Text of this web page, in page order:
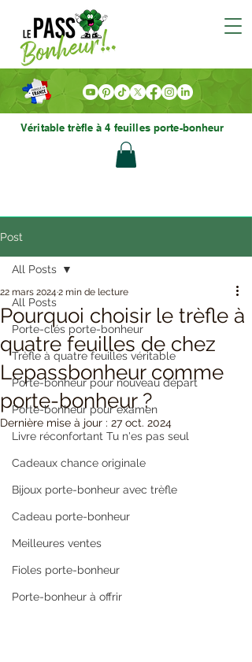
Véritable trèfle à 4 feuilles porte-bonheur
Post
All Posts
Porte-clés porte-bonheur
Trèfle à quatre feuilles véritable
Porte-bonheur pour nouveau départ
Porte-bonheur pour examen
Livre réconfortant Tu n'es pas seul
Cadeaux chance originale
Bijoux porte-bonheur avec trèfle
Cadeau porte-bonheur
Meilleures ventes
Fioles porte-bonheur
Porte-bonheur à offrir
All Posts
Pourquoi choisir le trèfle à
quatre feuilles de chez
Lepassbonheur comme
porte-bonheur ?
22 mars 2024 2 min de lecture
Dernière mise à jour : 27 oct. 2024